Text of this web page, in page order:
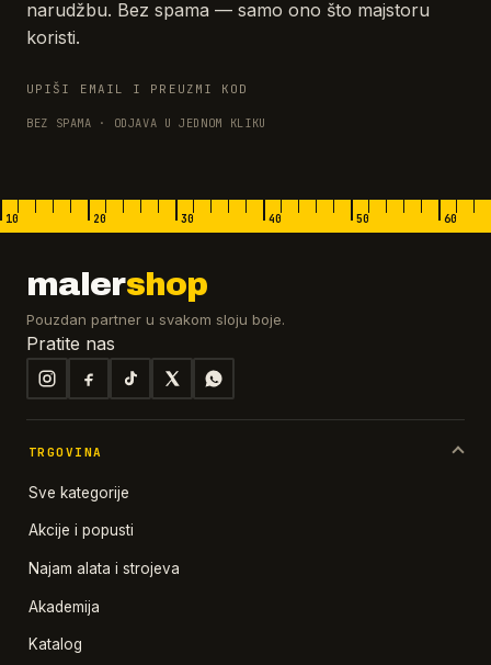
narudžbu. Bez spama — samo ono što majstoru
koristi.
UPIŠI EMAIL I PREUZMI KOD
BEZ SPAMA · ODJAVA U JEDNOM KLIKU
10 20 30 40 50 60
malershop
Pouzdan partner u svakom sloju boje.
Pratite nas
TRGOVINA
Sve kategorije
Akcije i popusti
Najam alata i strojeva
Akademija
Katalog